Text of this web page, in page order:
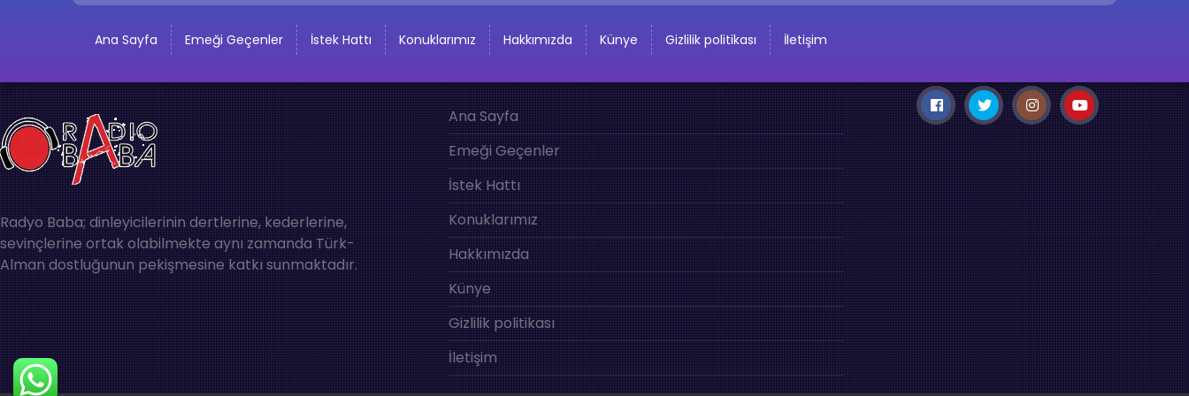
Ana Sayfa Emeği Geçenler İstek Hattı Konuklarımız Hakkımızda Künye Gizlilik politikası İletişim
Radyo Baba; dinleyicilerinin dertlerine, kederlerine,
sevinçlerine ortak olabilmekte aynı zamanda Türk-
Alman dostluğunun pekişmesine katkı sunmaktadır.
Ana Sayfa
Emeği Geçenler
İstek Hattı
Konuklarımız
Hakkımızda
Künye
Gizlilik politikası
İletişim